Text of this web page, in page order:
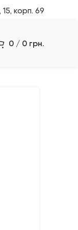
15, корп. 69
0 / 0 грн.